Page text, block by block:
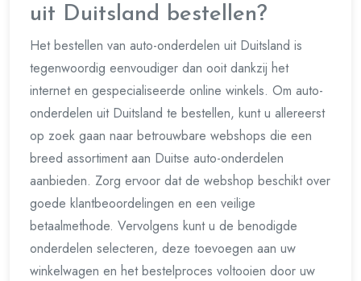
uit Duitsland bestellen?
Het bestellen van auto-onderdelen uit Duitsland is
tegenwoordig eenvoudiger dan ooit dankzij het
internet en gespecialiseerde online winkels. Om auto-
onderdelen uit Duitsland te bestellen, kunt u allereerst
op zoek gaan naar betrouwbare webshops die een
breed assortiment aan Duitse auto-onderdelen
aanbieden. Zorg ervoor dat de webshop beschikt over
goede klantbeoordelingen en een veilige
betaalmethode. Vervolgens kunt u de benodigde
onderdelen selecteren, deze toevoegen aan uw
winkelwagen en het bestelproces voltooien door uw